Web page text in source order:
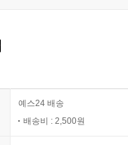
예스24 배송
배송비 : 2,500원